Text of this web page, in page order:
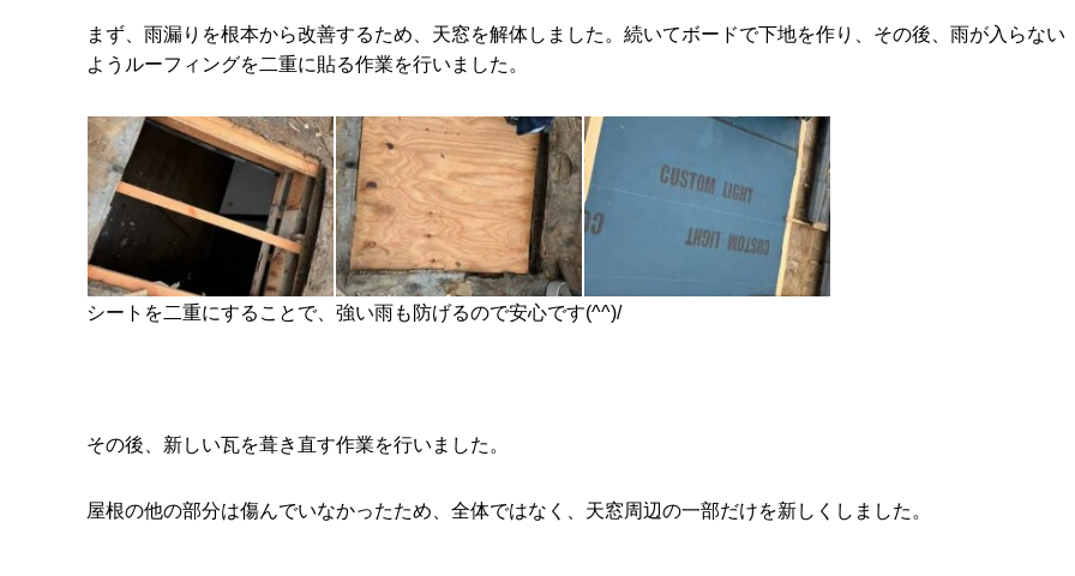
まず、雨漏りを根本から改善するため、天窓を解体しました。続いてボードで下地を作り、その後、雨が入らない
ようルーフィングを二重に貼る作業を行いました。
シートを二重にすることで、強い雨も防げるので安心です(^^)/
その後、新しい瓦を葺き直す作業を行いました。
屋根の他の部分は傷んでいなかったため、全体ではなく、天窓周辺の一部だけを新しくしました。